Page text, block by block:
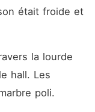
était froide et
la lourde
hall. Les
poli.